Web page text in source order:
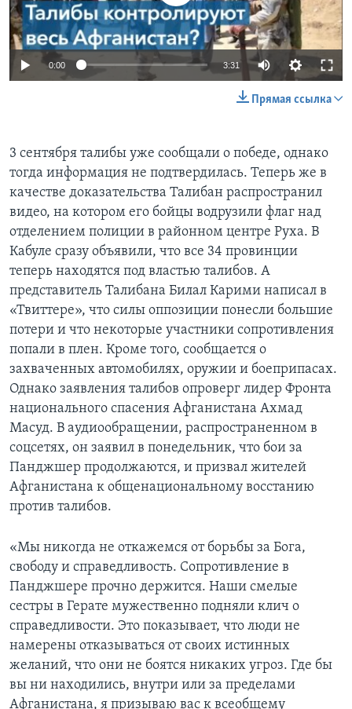
0:00 3:31
Прямая ссылка
3 сентября талибы уже сообщали о победе, однако
тогда информация не подтвердилась. Теперь же в
качестве доказательства Талибан распространил
видео, на котором его бойцы водрузили флаг над
отделением полиции в районном центре Руха. В
Кабуле сразу объявили, что все 34 провинции
теперь находятся под властью талибов. А
представитель Талибана Билал Карими написал в
«Твиттере», что силы оппозиции понесли большие
потери и что некоторые участники сопротивления
попали в плен. Кроме того, сообщается о
захваченных автомобилях, оружии и боеприпасах.
Однако заявления талибов опроверг лидер Фронта
национального спасения Афганистана Ахмад
Масуд. В аудиообращении, распространенном в
соцсетях, он заявил в понедельник, что бои за
Панджшер продолжаются, и призвал жителей
Афганистана к общенациональному восстанию
против талибов.
«Мы никогда не откажемся от борьбы за Бога,
свободу и справедливость. Сопротивление в
Панджшере прочно держится. Наши смелые
сестры в Герате мужественно подняли клич о
справедливости. Это показывает, что люди не
намерены отказываться от своих истинных
желаний, что они не боятся никаких угроз. Где бы
вы ни находились, внутри или за пределами
Афганистана, я призываю вас к всеобщему